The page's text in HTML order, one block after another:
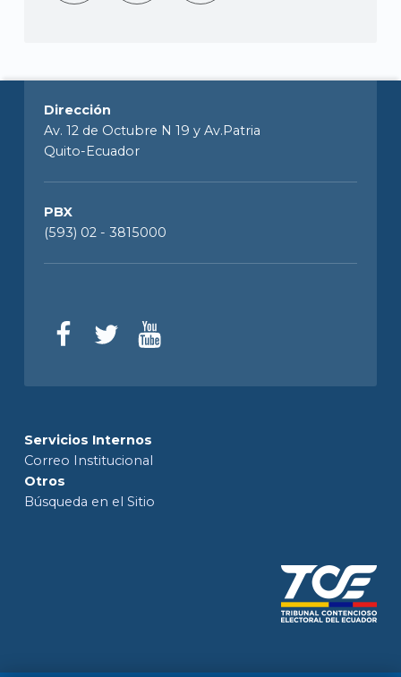
Dirección
Av. 12 de Octubre N 19 y Av.Patria
Quito-Ecuador
PBX
(593) 02 - 3815000
Servicios Internos
Correo Institucional
Otros
Búsqueda en el Sitio